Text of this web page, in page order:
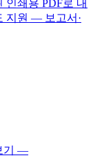
인쇄용 PDF로 내
지원 — 보고서·
기 —